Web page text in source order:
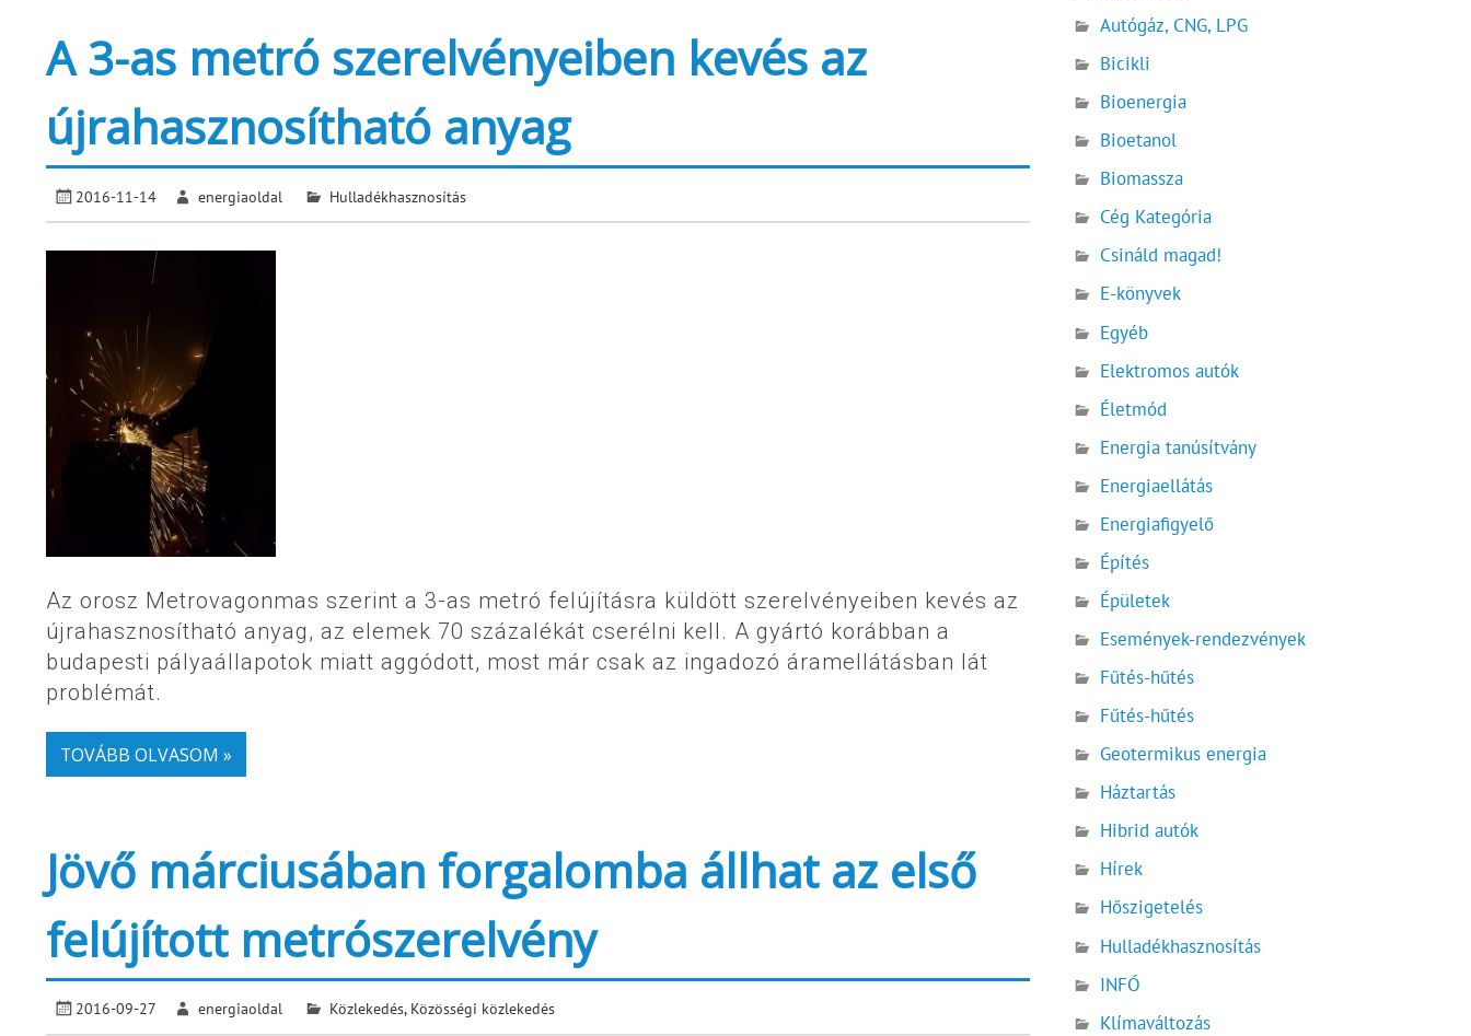
A 3-as metró szerelvényeiben kevés az
újrahasznosítható anyag
2016-11-14 energiaoldal Hulladékhasznosítás
Az orosz Metrovagonmas szerint a 3-as metró felújításra küldött szerelvényeiben kevés az
újrahasznosítható anyag, az elemek 70 százalékát cserélni kell. A gyártó korábban a
budapesti pályaállapotok miatt aggódott, most már csak az ingadozó áramellátásban lát
problémát.
TOVÁBB OLVASOM »
Jövő márciusában forgalomba állhat az első
felújított metrószerelvény
2016-09-27 energiaoldal Közlekedés, Közösségi közlekedés
Autógáz, CNG, LPG
Bicikli
Bioenergia
Bioetanol
Biomassza
Cég Kategória
Csináld magad!
E-könyvek
Egyéb
Elektromos autók
Életmód
Energia tanúsítvány
Energiaellátás
Energiafigyelő
Építés
Épületek
Események-rendezvények
Fűtés-hűtés
Fűtés-hűtés
Geotermikus energia
Háztartás
Hibrid autók
Hírek
Hőszigetelés
Hulladékhasznosítás
INFÓ
Klímaváltozás